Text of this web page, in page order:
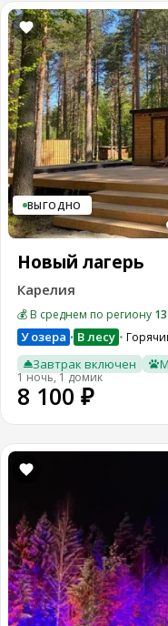
ВЫГОДНО
Новый лагерь
Карелия
💰 В среднем по региону
У озера • В лесу
Завтрак включен
1 ночь, 1 домик
8 100 ₽